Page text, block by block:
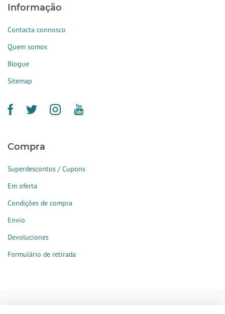
Informação
Contacta connosco
Quem somos
Blogue
Sitemap
Compra
Superdescontos / Cupons
Em oferta
Condições de compra
Envio
Devoluciones
Formulário de retirada